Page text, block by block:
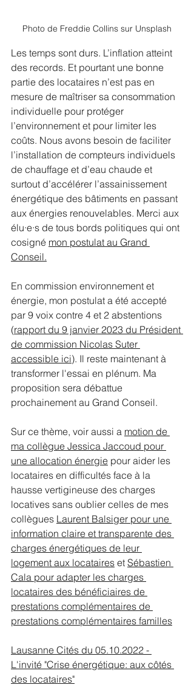
Photo de Freddie Collins sur Unsplash
Les temps sont durs. L’inflation atteint
des records. Et pourtant une bonne
partie des locataires n’est pas en
mesure de maîtriser sa consommation
individuelle pour protéger
l’environnement et pour limiter les
coûts. Nous avons besoin de faciliter
l’installation de compteurs individuels
de chauffage et d’eau chaude et
surtout d’accélérer l’assainissement
énergétique des bâtiments en passant
aux énergies renouvelables. Merci aux
élu·e·s de tous bords politiques qui ont
cosigné mon postulat au Grand
Conseil.
En commission environnement et
énergie, mon postulat a été accepté
par 9 voix contre 4 et 2 abstentions
(rapport du 9 janvier 2023 du Président
de commission Nicolas Suter
accessible ici). Il reste maintenant à
transformer l'essai en plénum. Ma
proposition sera débattue
prochainement au Grand Conseil.
Sur ce thème, voir aussi a motion de
ma collègue Jessica Jaccoud pour
une allocation énergie pour aider les
locataires en difficultés face à la
hausse vertigineuse des charges
locatives sans oublier celles de mes
collègues Laurent Balsiger pour une
information claire et transparente des
charges énergétiques de leur
logement aux locataires et Sébastien
Cala pour adapter les charges
locataires des bénéficiaires de
prestations complémentaires de
prestations complémentaires familles
Lausanne Cités du 05.10.2022 -
L'invité "Crise énergétique: aux côtés
des locataires"